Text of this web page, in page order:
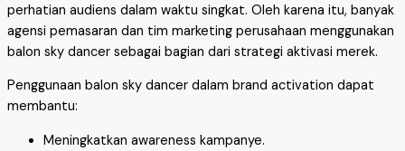
perhatian audiens dalam waktu singkat. Oleh karena itu, banyak
agensi pemasaran dan tim marketing perusahaan menggunakan
balon sky dancer sebagai bagian dari strategi aktivasi merek.
Penggunaan balon sky dancer dalam brand activation dapat
membantu:
Meningkatkan awareness kampanye.